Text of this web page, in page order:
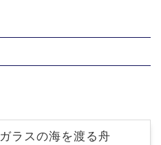
ガラスの海を渡る舟